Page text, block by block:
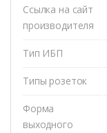
Ссылка на сайт
производителя
Тип ИБП
Типы розеток
Форма
выходного